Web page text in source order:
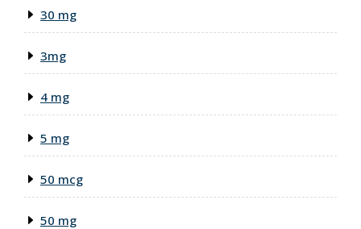
30 mg
3mg
4 mg
5 mg
50 mcg
50 mg